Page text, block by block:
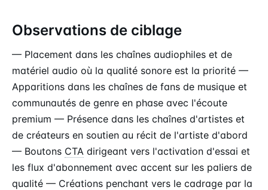
Observations de ciblage
— Placement dans les chaînes audiophiles et de
matériel audio où la qualité sonore est la priorité —
Apparitions dans les chaînes de fans de musique et
communautés de genre en phase avec l'écoute
premium — Présence dans les chaînes d'artistes et
de créateurs en soutien au récit de l'artiste d'abord
— Boutons CTA dirigeant vers l'activation d'essai et
les flux d'abonnement avec accent sur les paliers de
qualité — Créations penchant vers le cadrage par la